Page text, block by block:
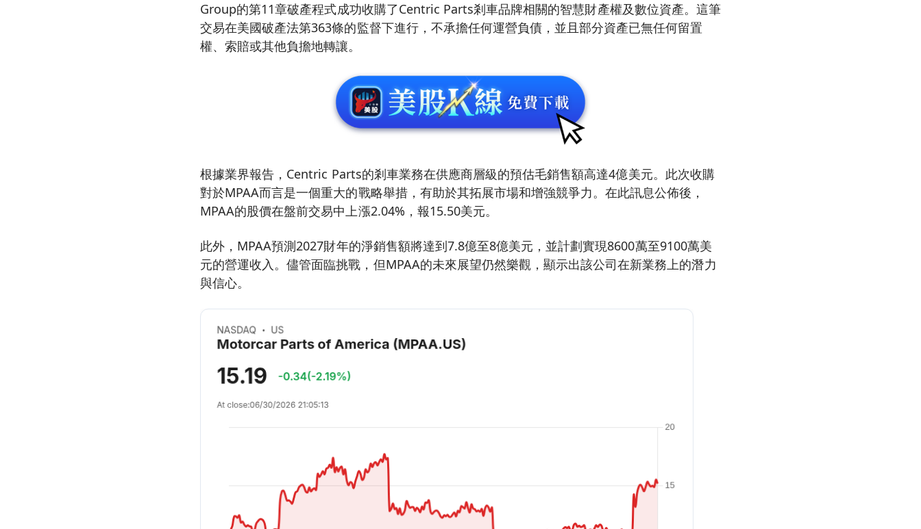
Group的第11章破產程式成功收購了Centric Parts剎車品牌相關的智慧財產權及數位資產。這筆
交易在美國破產法第363條的監督下進行，不承擔任何運營負債，並且部分資產已無任何留置
權、索賠或其他負擔地轉讓。
根據業界報告，Centric Parts的剎車業務在供應商層級的預估毛銷售額高達4億美元。此次收購
對於MPAA而言是一個重大的戰略舉措，有助於其拓展市場和增強競爭力。在此訊息公佈後，
MPAA的股價在盤前交易中上漲2.04%，報15.50美元。
此外，MPAA預測2027財年的淨銷售額將達到7.8億至8億美元，並計劃實現8600萬至9100萬美
元的營運收入。儘管面臨挑戰，但MPAA的未來展望仍然樂觀，顯示出該公司在新業務上的潛力
與信心。